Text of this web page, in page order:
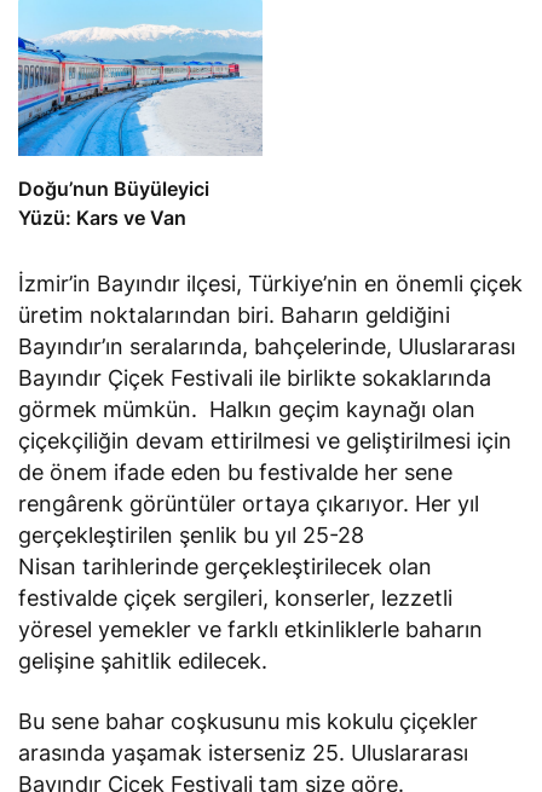
Doğu’nun Büyüleyici
Yüzü: Kars ve Van
İzmir’in Bayındır ilçesi, Türkiye’nin en önemli çiçek
üretim noktalarından biri. Baharın geldiğini
Bayındır’ın seralarında, bahçelerinde, Uluslararası
Bayındır Çiçek Festivali ile birlikte sokaklarında
görmek mümkün. Halkın geçim kaynağı olan
çiçekçiliğin devam ettirilmesi ve geliştirilmesi için
de önem ifade eden bu festivalde her sene
rengârenk görüntüler ortaya çıkarıyor. Her yıl
gerçekleştirilen şenlik bu yıl 25-28
Nisan tarihlerinde gerçekleştirilecek olan
festivalde çiçek sergileri, konserler, lezzetli
yöresel yemekler ve farklı etkinliklerle baharın
gelişine şahitlik edilecek.
Bu sene bahar coşkusunu mis kokulu çiçekler
arasında yaşamak isterseniz 25. Uluslararası
Bayındır Çiçek Festivali tam size göre.